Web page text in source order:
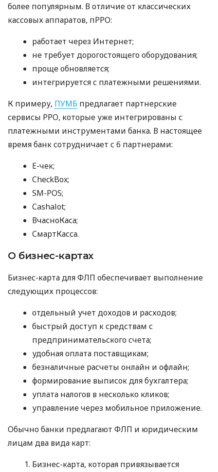
более популярным. В отличие от классических
кассовых аппаратов, пРРО:
работает через Интернет;
не требует дорогостоящего оборудования;
проще обновляется;
интегрируется с платежными решениями.
К примеру, ПУМБ предлагает партнерские
сервисы РРО, которые уже интегрированы с
платежными инструментами банка. В настоящее
время банк сотрудничает с 6 партнерами:
E-чек;
CheckBox;
SM-POS;
Cashalot;
ВчасноКаса;
СмартКасса.
О бизнес-картах
Бизнес-карта для ФЛП обеспечивает выполнение
следующих процессов:
отдельный учет доходов и расходов;
быстрый доступ к средствам с
предпринимательского счета;
удобная оплата поставщикам;
безналичные расчеты онлайн и офлайн;
формирование выписок для бухгалтера;
уплата налогов в несколько кликов;
управление через мобильное приложение.
Обычно банки предлагают ФЛП и юридическим
лицам два вида карт:
Бизнес-карта, которая привязывается